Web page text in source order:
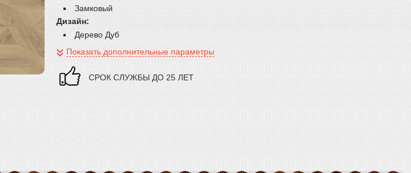
Замковый
Дизайн:
Дерево Дуб
Показать дополнительные параметры
CРОК СЛУЖБЫ ДО 25 ЛЕТ